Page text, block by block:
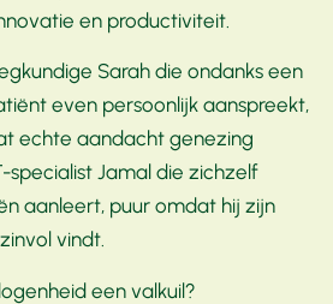
en productiviteit.
Sarah die ondanks een
even persoonlijk aanspreekt,
echte aandacht genezing
specialist Jamal die zichzelf
aanleert, puur omdat hij zijn
vindt.
een valkuil?